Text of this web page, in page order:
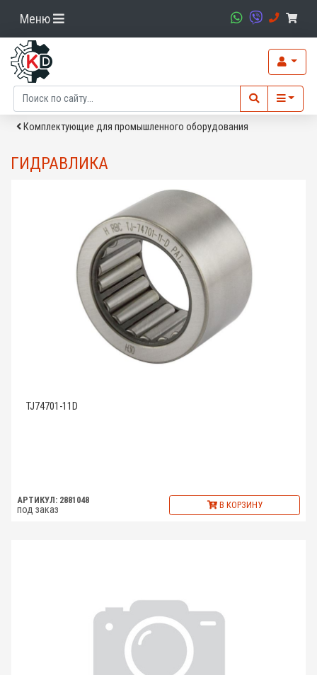
Меню
Комплектующие для промышленного оборудования
ГИДРАВЛИКА
TJ74701-11D
АРТИКУЛ: 2881048
под заказ В КОРЗИНУ